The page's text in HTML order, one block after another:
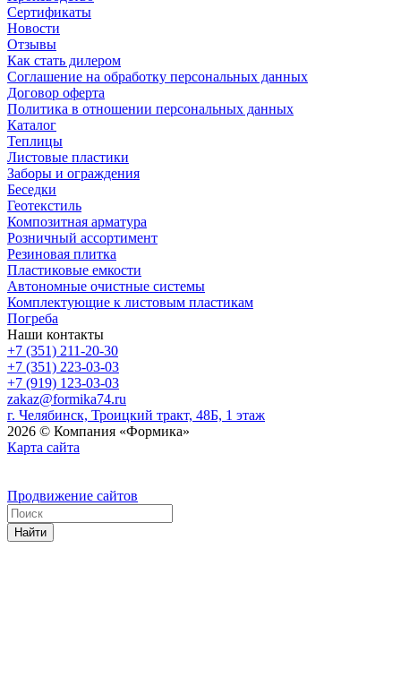
Сертификаты
Новости
Отзывы
Как стать дилером
Соглашение на обработку персональных данных
Договор оферта
Политика в отношении персональных данных
Каталог
Теплицы
Листовые пластики
Заборы и ограждения
Беседки
Геотекстиль
Композитная арматура
Розничный ассортимент
Резиновая плитка
Пластиковые емкости
Автономные очистные системы
Комплектующие к листовым пластикам
Погреба
Наши контакты
+7 (351) 211-20-30
+7 (351) 223-03-03
+7 (919) 123-03-03
zakaz@formika74.ru
г. Челябинск, Троицкий тракт, 48Б, 1 этаж
2026 © Компания «Формика»
Карта сайта
Продвижение сайтов
Найти